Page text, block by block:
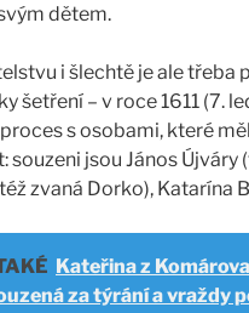
dětem.
i šlechtě je ale třeba
šetření – v roce 1611 (7.
s osobami, které
souzeni jsou János Újváry
zvaná Dorko), Katarína
Kateřina z
za týrání a vraždy